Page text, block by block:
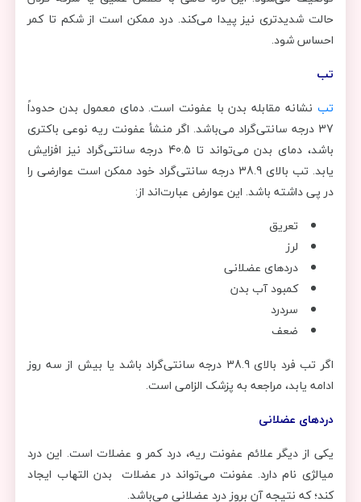
حالت شدیدتری نیز پیدا می‌کند. درد ممکن است از شکم تا کمر
احساس شود.
تب
تب نشانه مقابله بدن با عفونت است. دمای معمول بدن حدوداً
37 درجه سانتی‌گراد می‌باشد. اگر منشأ عفونت ریه نوعی باکتری
باشد، دمای بدن می‌تواند تا 40.5 درجه سانتی‌گراد نیز افزایش
یابد. تب بالای 38.9 درجه سانتی‌گراد خود ممکن است عوارضی را
در پی داشته باشد. این عوارض عبارت‌اند از:
تعریق
لرز
دردهای عضلانی
کمبود آب بدن
سردرد
ضعف
اگر تب فرد بالای 38.9 درجه سانتی‌گراد باشد یا بیش از سه روز
ادامه یابد، مراجعه به پزشک الزامی است.
دردهای عضلانی
یکی از دیگر علائم عفونت ریه، درد کمر و عضلات است. این درد
میالژی نام دارد. عفونت می‌تواند در عضلات بدن التهاب ایجاد
کند؛ که نتیجه آن بروز درد عضلانی می‌باشد.